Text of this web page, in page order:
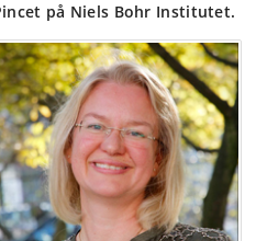
på Niels Bohr Institutet.